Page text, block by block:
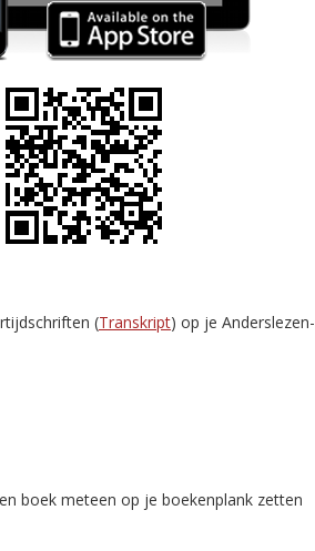
(Transkript) op je Anderslezen-
boek meteen op je boekenplank zetten